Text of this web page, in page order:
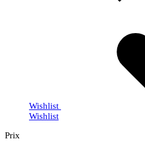
Wishlist
Wishlist
Prix